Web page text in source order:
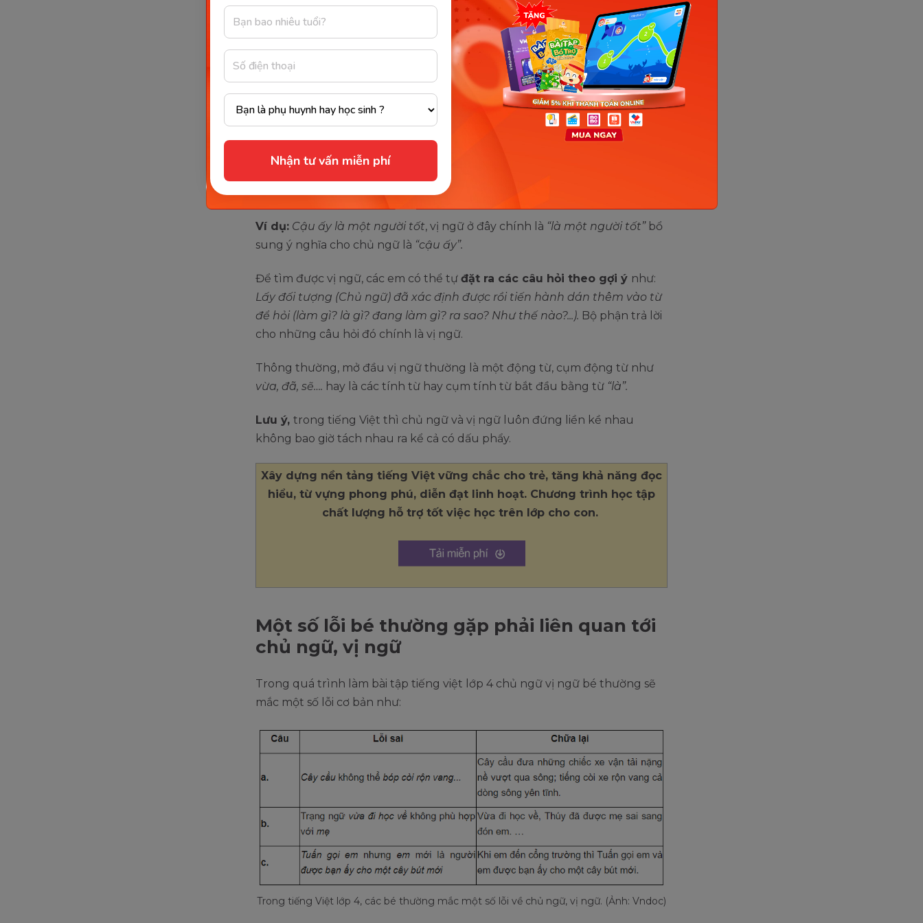
Nhận tư vấn miễn phí
Đặc điểm chủ ngữ, vị ngữ trong câu. (Ảnh: Lamsao.vn)
Vị ngữ là gì?
Vị ngữ cũng là một thành phần chính trong câu thường sẽ đứng ngay sau
chủ ngữ, chúng thường dùng để nêu rõ đặc điểm, hoạt động, tính chất,
bản chất, trạng thái của sự vật, sự việc, con người chính là chủ ngữ được
nhắc đến trong câu.
Cũng tương tự như chủ ngữ, vị ngữ thường có thể là
là một cụm chủ vị.
Ví dụ: Cậu ấy là một người tốt, vị ngữ ở đây chính là “là một người tốt” bổ
sung ý nghĩa cho chủ ngữ là “cậu ấy”.
Để tìm được vị ngữ, các em có thể tự đặt ra các câu hỏi theo gợi ý như:
Lấy đối tượng (Chủ ngữ) đã xác định được rồi tiến hành dán thêm vào từ
để hỏi (làm gì? là gì? đang làm gì? ra sao? Như thế nào?...). Bộ phận trả lời
cho những câu hỏi đó chính là vị ngữ.
Thông thường, mở đầu vị ngữ thường là một động từ, cụm động từ như
vừa, đã, sẽ…. hay là các tính từ hay cụm tính từ bắt đầu bằng từ “là”.
Lưu ý, trong tiếng Việt thì chủ ngữ và vị ngữ luôn đứng liền kề nhau
không bao giờ tách nhau ra kể cả có dấu phẩy.
Xây dựng nền tảng tiếng Việt vững chắc cho trẻ, tăng khả năng đọc
hiểu, từ vựng phong phú, diễn đạt linh hoạt. Chương trình học tập
chất lượng hỗ trợ tốt việc học trên lớp cho con.
Một số lỗi bé thường gặp phải liên quan tới
chủ ngữ, vị ngữ
Trong quá trình làm bài tập tiếng việt lớp 4 chủ ngữ vị ngữ bé thường sẽ
mắc một số lỗi cơ bản như:
Trong tiếng Việt lớp 4, các bé thường mắc một số lỗi về chủ ngữ, vị ngữ. (Ảnh: Vndoc)